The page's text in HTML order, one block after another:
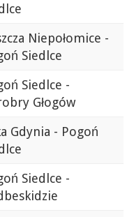
Niepołomice -
Siedlce
Siedlce -
Głogów
Gdynia - Pogoń
Siedlce -